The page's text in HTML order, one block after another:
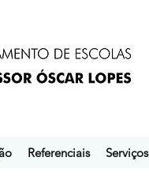
Referenciais Serviços